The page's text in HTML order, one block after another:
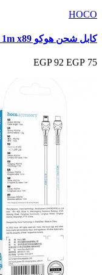
HOCO
كابل شحن هوكو micro 1m x89
75 EGP
92 EGP